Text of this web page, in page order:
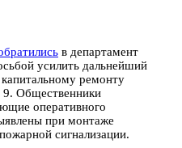
в департамент
усилить дальнейший
ремонту
Общественники
оперативного
при монтаже
сигнализации.